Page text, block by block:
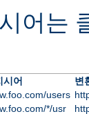
어는
어
변
users
*/usr